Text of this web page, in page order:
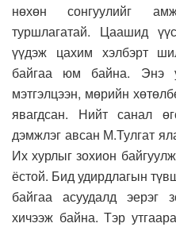
нөхөн сонгуулийг
туршлагатай. Цаашид
үүдэж цахим хэлбэрт
байгаа юм байна. Энэ
мэтгэлцээн, мөрийн
явагдсан. Нийт санал
дэмжлэг авсан М.Тулгат
Их хурлыг зохион
ёстой. Бид удирдлагын
байгаа асуудалд эерэг
хичээж байна. Тэр